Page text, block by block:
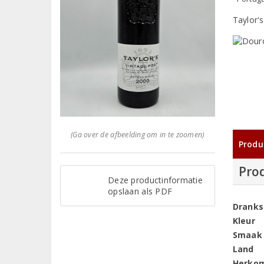
(Ga over de afbeelding om in te zoomen)
Deze productinformatie
opslaan als PDF
Kleur
Smaak
Land